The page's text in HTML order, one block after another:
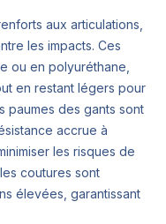
aux articulations,
les impacts. Ces
ou en polyuréthane,
en restant légers pour
paumes des gants sont
accrue à
les risques de
coutures sont
élevées, garantissant